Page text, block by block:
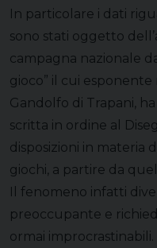
In particolare i dati
sono stati oggetto
campagna nazionale
gioco” il cui esponente
Gandolfo di Trapani,
scritta in ordine al
disposizioni in materia
giochi, a partire da
Il fenomeno infatti
preoccupante e
ormai improcrastinabili.